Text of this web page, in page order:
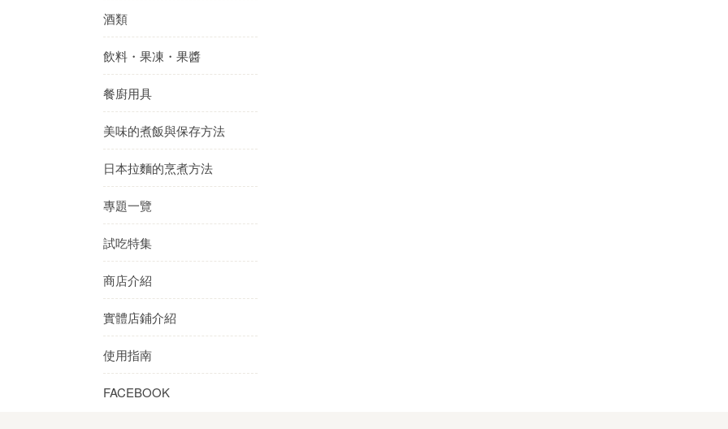
酒類
飲料・果凍・果醬
餐廚用具
美味的煮飯與保存方法
日本拉麵的烹煮方法
專題一覽
試吃特集
商店介紹
實體店鋪介紹
使用指南
FACEBOOK